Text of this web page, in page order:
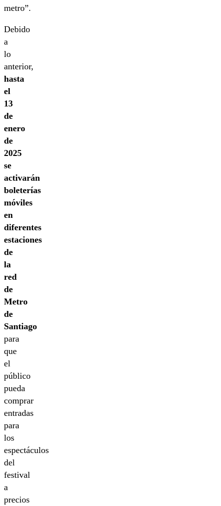
metro”.
Debido
a
lo
anterior,
hasta
el
13
de
enero
de
2025
se
activarán
boleterías
móviles
en
diferentes
estaciones
de
la
red
de
Metro
de
Santiago
para
que
el
público
pueda
comprar
entradas
para
los
espectáculos
del
festival
a
precios